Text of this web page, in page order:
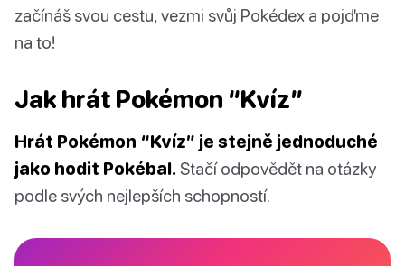
začínáš svou cestu, vezmi svůj Pokédex a pojďme
na to!
Jak hrát Pokémon “Kvíz”
Hrát Pokémon “Kvíz” je stejně jednoduché
jako hodit Pokébal. Stačí odpovědět na otázky
podle svých nejlepších schopností.